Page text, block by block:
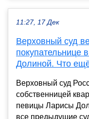
11:27, 17 Дек
Верховный суд
покупательнице
Долиной. Что
Верховный суд
собственницей
певицы Ларисы
все предыдущие